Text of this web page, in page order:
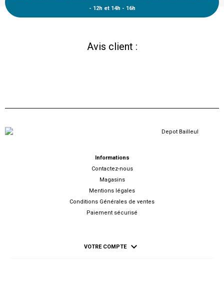
- 12h et 14h - 16h
Avis client :
Informations
Contactez-nous
Magasins
Mentions légales
Conditions Générales de ventes
Paiement sécurisé
VOTRE COMPTE 